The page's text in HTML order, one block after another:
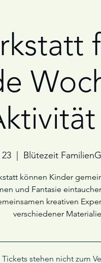
  |
Blütezeit
können Kinder
und Fantasie
kreativen
verschiedener
Tickets stehen nicht zum